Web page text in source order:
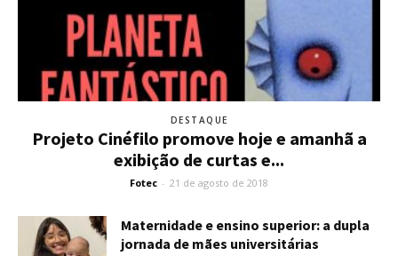
DESTAQUE
Projeto Cinéfilo promove hoje e amanhã a
exibição de curtas e...
Fotec - 21 de agosto de 2018
Maternidade e ensino superior: a dupla
jornada de mães universitárias